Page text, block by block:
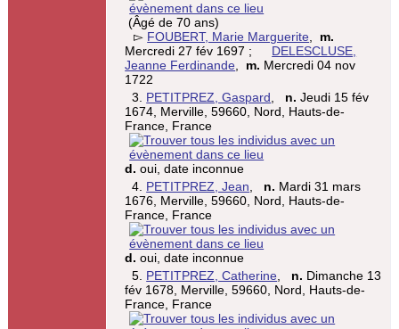
(Âgé de 70 ans)
▻ FOUBERT, Marie Marguerite
m.
Mercredi 27 fév 1697 ;
DELESCLUSE,
Jeanne Ferdinande
m. Mercredi 04 nov
1722
3. PETITPREZ, Gaspard n. Jeudi 15 fév
1674, Merville, 59660, Nord, Hauts-de-
France, France
d. oui, date inconnue
4. PETITPREZ, Jean n. Mardi 31 mars
1676, Merville, 59660, Nord, Hauts-de-
France, France
d. oui, date inconnue
5. PETITPREZ, Catherine n. Dimanche 13
fév 1678, Merville, 59660, Nord, Hauts-de-
France, France